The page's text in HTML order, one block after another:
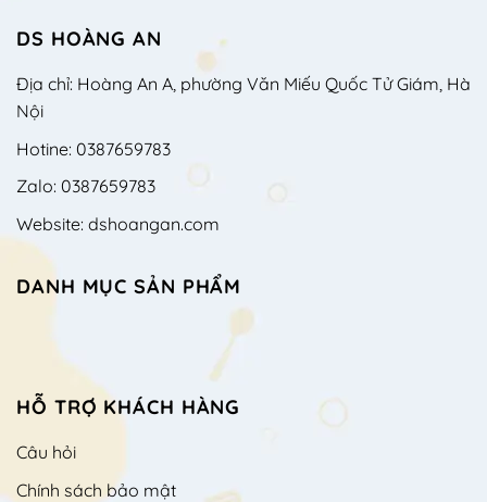
DS HOÀNG AN
Địa chỉ: Hoàng An A, phường Văn Miếu Quốc Tử Giám, Hà
Nội
Hotine: 0387659783
Zalo: 0387659783
Website: dshoangan.com
DANH MỤC SẢN PHẨM
HỖ TRỢ KHÁCH HÀNG
Câu hỏi
Chính sách bảo mật